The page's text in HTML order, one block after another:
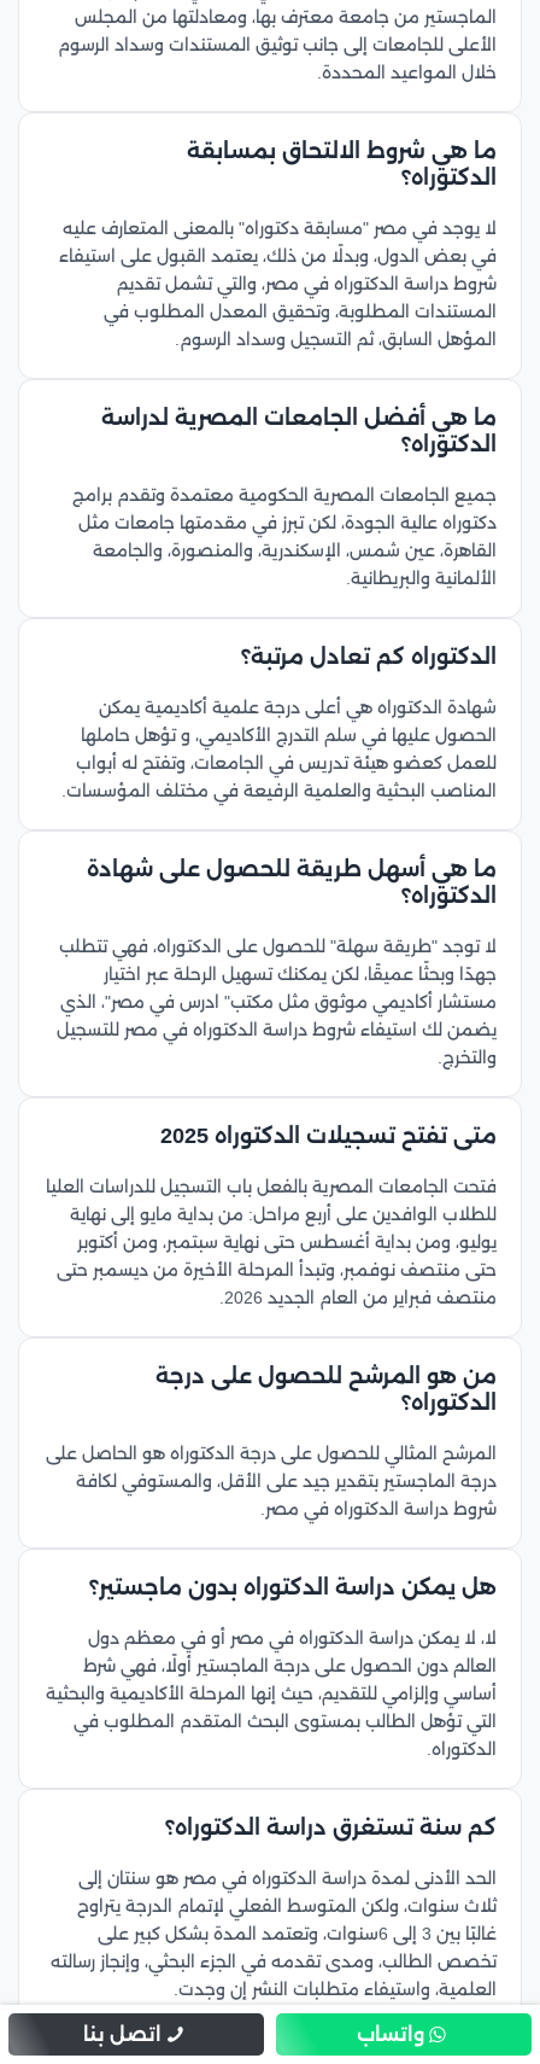
الماجستير من جامعة معترف بها، ومعادلتها من المجلس
الأعلى للجامعات إلى جانب توثيق المستندات وسداد الرسوم
خلال المواعيد المحددة.
ما هي شروط الالتحاق بمسابقة
الدكتوراه؟
لا يوجد في مصر "مسابقة دكتوراه" بالمعنى المتعارف عليه
في بعض الدول، وبدلًا من ذلك، يعتمد القبول على استيفاء
شروط دراسة الدكتوراه في مصر، والتي تشمل تقديم
المستندات المطلوبة، وتحقيق المعدل المطلوب في
المؤهل السابق، ثم التسجيل وسداد الرسوم.
ما هي أفضل الجامعات المصرية لدراسة
الدكتوراه؟
جميع الجامعات المصرية الحكومية معتمدة وتقدم برامج
دكتوراه عالية الجودة، لكن تبرز في مقدمتها جامعات مثل
القاهرة، عين شمس، الإسكندرية، والمنصورة، والجامعة
الألمانية والبريطانية.
الدكتوراه كم تعادل مرتبة؟
شهادة الدكتوراه هي أعلى درجة علمية أكاديمية يمكن
الحصول عليها في سلم التدرج الأكاديمي، و تؤهل حاملها
للعمل كعضو هيئة تدريس في الجامعات، وتفتح له أبواب
المناصب البحثية والعلمية الرفيعة في مختلف المؤسسات.
ما هي أسهل طريقة للحصول على شهادة
الدكتوراه؟
لا توجد "طريقة سهلة" للحصول على الدكتوراه، فهي تتطلب
جهدًا وبحثًا عميقًا، لكن يمكنك تسهيل الرحلة عبر اختيار
مستشار أكاديمي موثوق مثل مكتب" ادرس في مصر"، الذي
يضمن لك استيفاء شروط دراسة الدكتوراه في مصر للتسجيل
والتخرج.
متى تفتح تسجيلات الدكتوراه 2025
فتحت الجامعات المصرية بالفعل باب التسجيل للدراسات العليا
للطلاب الوافدين على أربع مراحل: من بداية مايو إلى نهاية
يوليو، ومن بداية أغسطس حتى نهاية سبتمبر، ومن أكتوبر
حتى منتصف نوفمبر، وتبدأ المرحلة الأخيرة من ديسمبر حتى
منتصف فبراير من العام الجديد 2026.
من هو المرشح للحصول على درجة
الدكتوراه؟
المرشح المثالي للحصول على درجة الدكتوراه هو الحاصل على
درجة الماجستير بتقدير جيد على الأقل، والمستوفي لكافة
شروط دراسة الدكتوراه في مصر.
هل يمكن دراسة الدكتوراه بدون ماجستير؟
لا، لا يمكن دراسة الدكتوراه في مصر أو في معظم دول
العالم دون الحصول على درجة الماجستير أولًا، فهي شرط
أساسي وإلزامي للتقديم، حيث إنها المرحلة الأكاديمية والبحثية
التي تؤهل الطالب بمستوى البحث المتقدم المطلوب في
الدكتوراه.
كم سنة تستغرق دراسة الدكتوراه؟
الحد الأدنى لمدة دراسة الدكتوراه في مصر هو سنتان إلى
ثلاث سنوات، ولكن المتوسط الفعلي لإتمام الدرجة يتراوح
غالبًا بين 3 إلى 6سنوات، وتعتمد المدة بشكل كبير على
تخصص الطالب، ومدى تقدمه في الجزء البحثي، وإنجاز رسالته
العلمية، واستيفاء متطلبات النشر إن وجدت.
واتساب اتصل بنا